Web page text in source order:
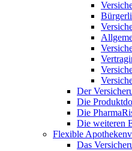
Der
Die
Die
Die weiteren
Flexible
Das